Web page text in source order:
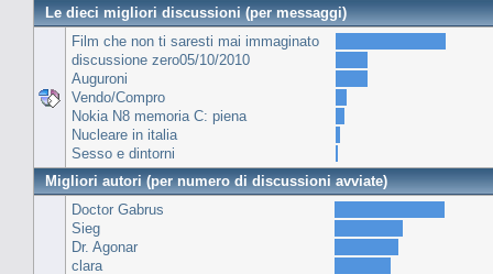
Le dieci migliori discussioni (per messaggi)
Film che non ti saresti mai immaginato
discussione zero05/10/2010
Auguroni
Vendo/Compro
Nokia N8 memoria C: piena
Nucleare in italia
Sesso e dintorni
Migliori autori (per numero di discussioni avviate)
Doctor Gabrus
Sieg
Dr. Agonar
clara